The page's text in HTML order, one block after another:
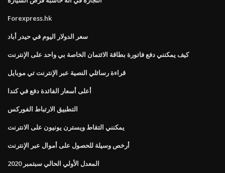
Forexpress.hk
سعر الدولار اليوم في حيدر أباد
كيف يمكنني دفع فاتورة بطاقة الائتمان الخاصة بي واحد على الإنترنت
قراءة رسائلي النصية عبر الإنترنت تي موبايل
أعلى أسعار الفائدة دفع في كندا
التطبيق الارتباط الفوركس
يمكنني التقاط ويسترن يونيون على الانترنت
أرخص وسيلة للحصول على أموال عبر الإنترنت
المعدل الأولي الحالي سبتمبر 2020